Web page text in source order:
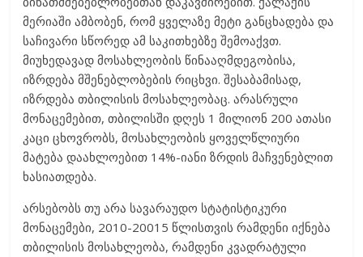
მერიაში ამბობენ, რომ ყველაზე მეტი განცხადება და
საჩივარი სწორედ ამ საკითხებზე შემოაქვთ.
მიუხედავად მოსახლეობის წინააღმდეგობისა,
იზრდება მშენებლობების რიცხვი. შესაბამისად,
იზრდება თბილისის მოსახლეობაც. არასრული
მონაცემებით, თბილისში დღეს 1 მილიონ 200 ათასი
კაცი ცხოვრობს, მოსახლეობის ყოველწლიური
მატება დაახლოებით 14%-იანი ზრდის მაჩვენებლით
ხასიათდება.
არსებობს თუ არა სავარაუდო სტატისტიკური
მონაცემები, 2010-20015 წლისთვის რამდენი იქნება
თბილისის მოსახლეობა, რამდენი კვადრატული